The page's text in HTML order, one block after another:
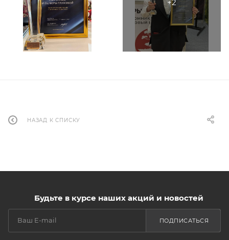
НАЗАД К СПИСКУ
Будьте в курсе наших акций и новостей
ПОДПИСАТЬСЯ